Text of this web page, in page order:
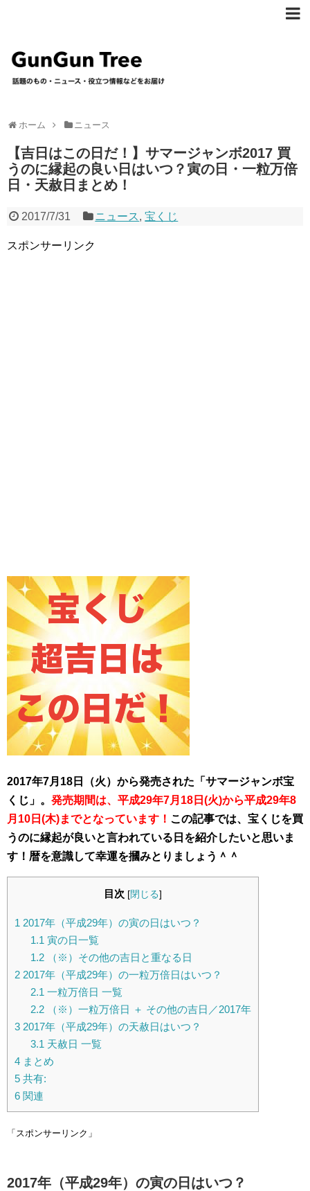
ホーム ニュース
【吉日はこの日だ！】サマージャンボ2017 買
うのに縁起の良い日はいつ？寅の日・一粒万倍
日・天赦日まとめ！
2017/7/31 ニュース,宝くじ
スポンサーリンク
2017年7月18日（火）から発売された「サマージャンボ宝
くじ」。 発売期間は、平成29年7月18日(火)から平成29年8
月10日(木)までとなっています！ この記事では、宝くじを買
うのに縁起が良いと言われている日を紹介したいと思いま
す！暦を意識して幸運を摑みとりましょう＾＾
目次 [閉じる]
1 2017年（平成29年）の寅の日はいつ？
1.1 寅の日一覧
1.2（※）その他の吉日と重なる日
2 2017年（平成29年）の一粒万倍日はいつ？
2.1 一粒万倍日 一覧
2.2（※）一粒万倍日 ＋ その他の吉日／2017年
3 2017年（平成29年）の天赦日はいつ？
3.1 天赦日 一覧
4 まとめ
5 共有:
6 関連
「スポンサーリンク」
2017年（平成29年）の寅の日はいつ？